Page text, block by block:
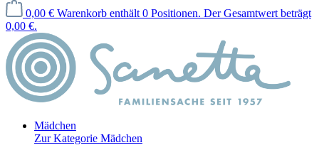
0,00 € Warenkorb enthält 0 Positionen. Der Gesamtwert beträgt
0,00 €.
Mädchen
Zur Kategorie Mädchen